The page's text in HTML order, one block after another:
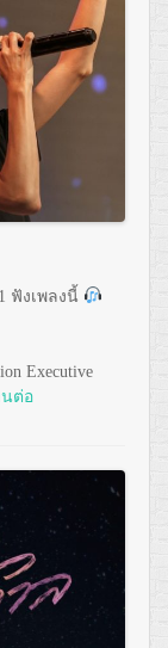
ฟังเพลงนี้
Executive
นต่อ